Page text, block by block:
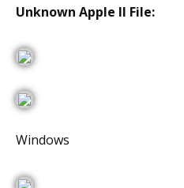
Unknown Apple II File:
Windows